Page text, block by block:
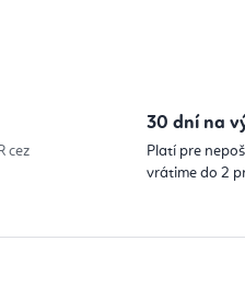
cez
30 dní na
Platí pre
vrátime do 2